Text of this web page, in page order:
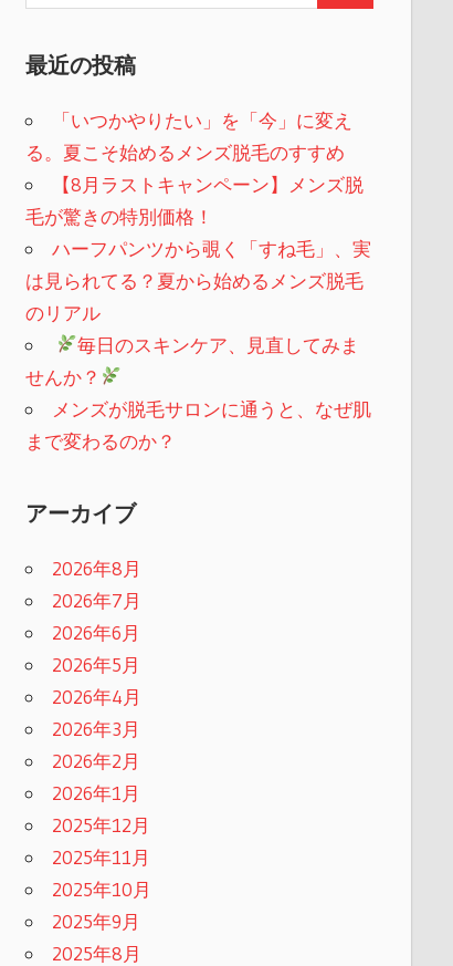
最近の投稿
「いつかやりたい」を「今」に変え
る。夏こそ始めるメンズ脱毛のすすめ
【8月ラストキャンペーン】メンズ脱
毛が驚きの特別価格！
ハーフパンツから覗く「すね毛」、実
は見られてる？夏から始めるメンズ脱毛
のリアル
毎日のスキンケア、見直してみま
せんか？
メンズが脱毛サロンに通うと、なぜ肌
まで変わるのか？
アーカイブ
2026年8月
2026年7月
2026年6月
2026年5月
2026年4月
2026年3月
2026年2月
2026年1月
2025年12月
2025年11月
2025年10月
2025年9月
2025年8月